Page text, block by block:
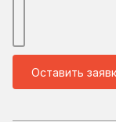
Оставить